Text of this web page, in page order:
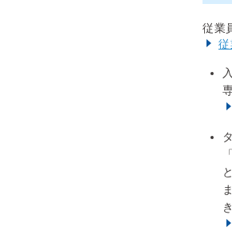
従業